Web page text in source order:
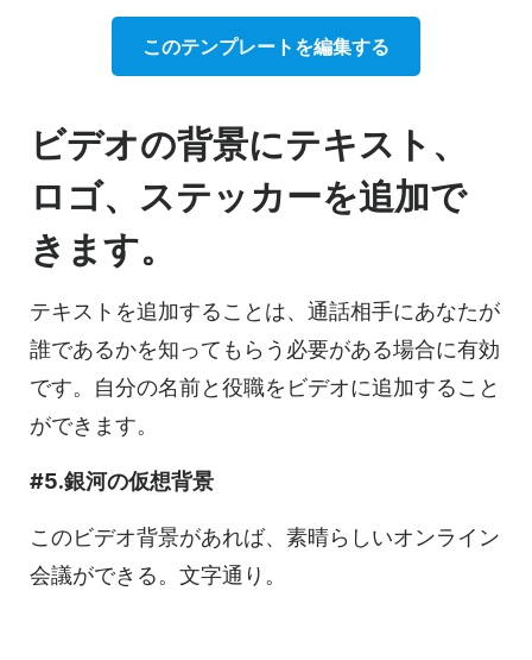
このテンプレートを編集する
ビデオの背景にテキスト、
ロゴ、ステッカーを追加で
きます。
テキストを追加することは、通話相手にあなたが
誰であるかを知ってもらう必要がある場合に有効
です。自分の名前と役職をビデオに追加すること
ができます。
#5.銀河の仮想背景
このビデオ背景があれば、素晴らしいオンライン
会議ができる。文字通り。